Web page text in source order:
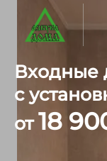
Входные
с
от18